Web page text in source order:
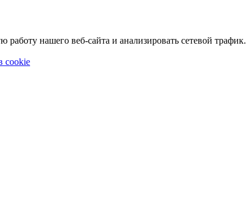
нашего веб-сайта и анализировать сетевой трафик.
cookie